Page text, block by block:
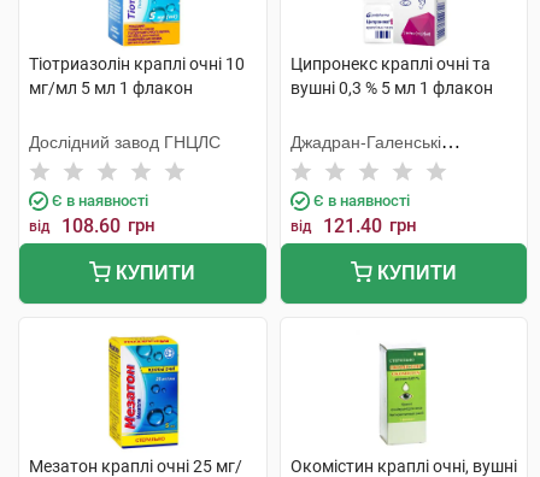
Тіотриазолін краплі очні 10
мг/мл 5 мл 1 флакон
Дослідний завод ГНЦЛС
Є в наявності
від 108.60 грн
КУПИТИ
Ципронекс краплі очні та
вушні 0,3 % 5 мл 1 флакон
Джадран-Галенські
Лабораторій
Є в наявності
від 121.40 грн
КУПИТИ
Мезатон краплі очні 25 мг/
Окомістин краплі очні, вушні